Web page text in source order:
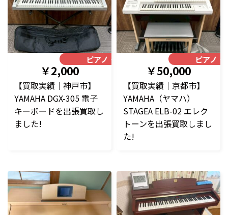
ピアノ・楽器
￥2,000
【買取実績｜神戸市】
YAMAHA DGX-305 電子
キーボードを出張買取し
ました!
ピアノ・
￥50,000
【買取実績｜京都市】
YAMAHA（ヤマハ）
STAGEA ELB-02 エレク
トーンを出張買取しまし
た!